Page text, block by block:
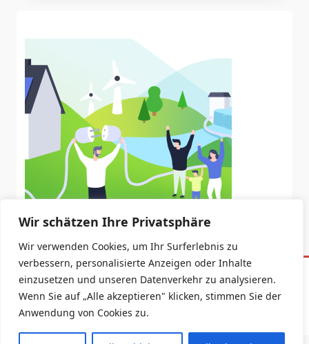
Wir schätzen Ihre Privatsphäre
Wir verwenden Cookies, um Ihr Surferlebnis zu
verbessern, personalisierte Anzeigen oder Inhalte
einzusetzen und unseren Datenverkehr zu analysieren.
Wenn Sie auf „Alle akzeptieren" klicken, stimmen Sie der
Anwendung von Cookies zu.
Datenschutzerklärung Impressum
Copyright © 2026 -Yuki Blogger Theme